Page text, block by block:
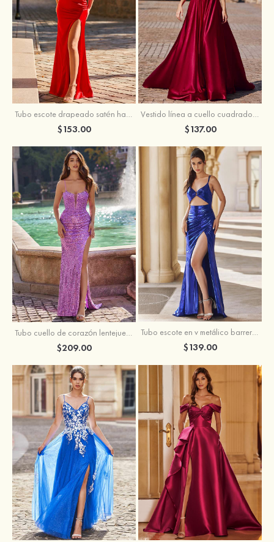
Tubo escote drapeado satén hasta el suelo vestido de graduación
$153.00
Vestido línea a cuello cuadrado tela charmeuse barrer tren vestido de graduación
$137.00
$209.00
Tubo escote en v metálico barrer tren vestido de graduación
$139.00